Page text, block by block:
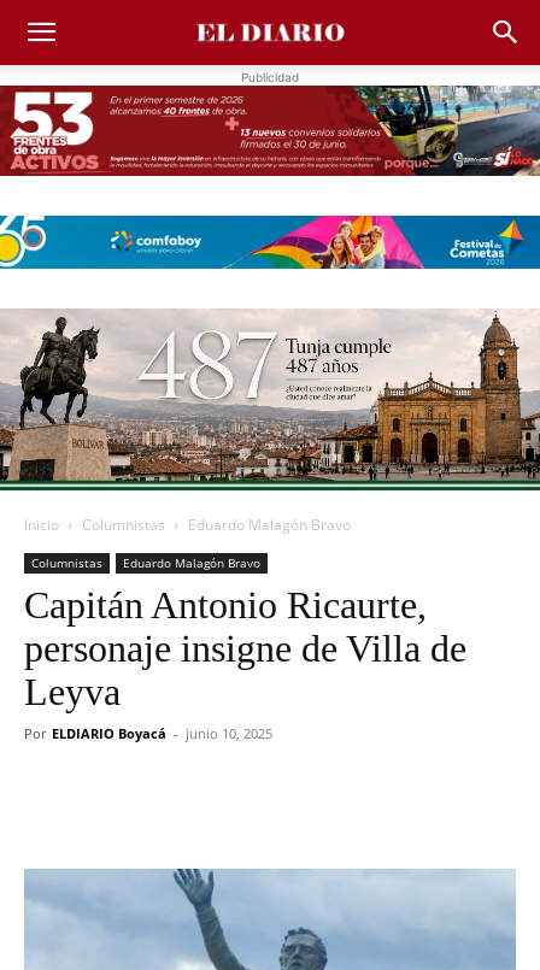
Publicidad
Inicio Columnistas Eduardo Malagón Bravo
Columnistas Eduardo Malagón Bravo
Capitán Antonio Ricaurte,
personaje insigne de Villa de
Leyva
Por ELDIARIO Boyacá - junio 10, 2025